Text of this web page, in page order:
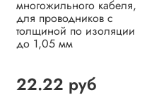
многожильного кабеля,
для проводников с
толщиной по изоляции
до 1,05 мм
22.22 руб